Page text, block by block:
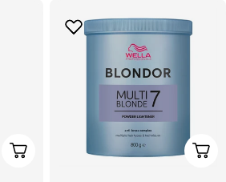
Choisissez Les Options